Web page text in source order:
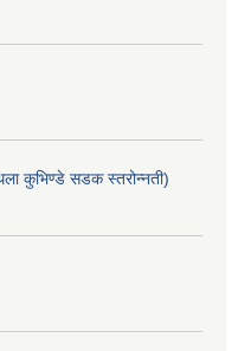
कुभिण्डे सडक स्तरोन्नती)